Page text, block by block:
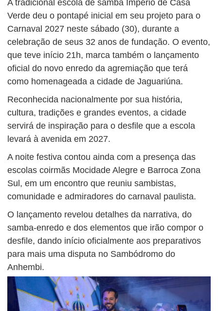
A tradicional escola de samba Império de Casa
Verde deu o pontapé inicial em seu projeto para o
Carnaval 2027 neste sábado (30), durante a
celebração de seus 32 anos de fundação. O evento,
que teve início 21h, marca também o lançamento
oficial do novo enredo da agremiação que terá
como homenageada a cidade de Jaguariúna.
Reconhecida nacionalmente por sua história,
cultura, tradições e grandes eventos, a cidade
servirá de inspiração para o desfile que a escola
levará à avenida em 2027.
A noite festiva contou ainda com a presença das
escolas coirmãs Mocidade Alegre e Barroca Zona
Sul, em um encontro que reuniu sambistas,
comunidade e admiradores do carnaval paulista.
O lançamento revelou detalhes da narrativa, do
samba-enredo e dos elementos que irão compor o
desfile, dando início oficialmente aos preparativos
para mais uma disputa no Sambódromo do
Anhembi.